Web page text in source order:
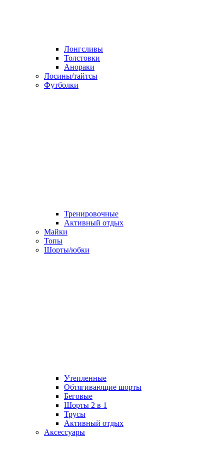
Лонгсливы
Толстовки
Анораки
Лосины/тайтсы
Футболки
Тренировочные
Активный отдых
Майки
Топы
Шорты/юбки
Утепленные
Обтягивающие шорты
Беговые
Шорты 2 в 1
Трусы
Активный отдых
Аксессуары